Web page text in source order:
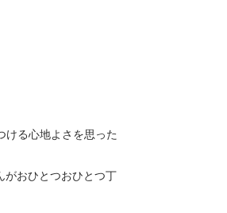
ける心地よさを思った
がおひとつおひとつ丁